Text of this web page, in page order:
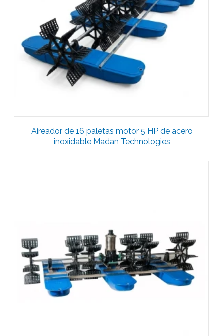
Aireador de 16 paletas motor 5 HP de acero
inoxidable Madan Technologies